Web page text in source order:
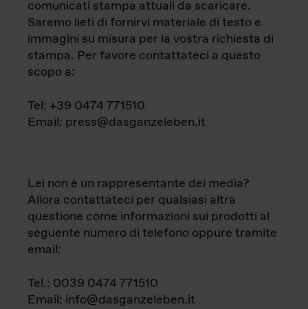
comunicati stampa attuali da scaricare.
Saremo lieti di fornirvi materiale di testo e
immagini su misura per la vostra richiesta di
stampa. Per favore contattateci a questo
scopo a:
Tel: +39 0474 771510
Email: press@dasganzeleben.it
Lei non è un rappresentante dei media?
Allora contattateci per qualsiasi altra
questione come informazioni sui prodotti al
seguente numero di telefono oppure tramite
email:
Tel.: 0039 0474 771510
Email: info@dasganzeleben.it